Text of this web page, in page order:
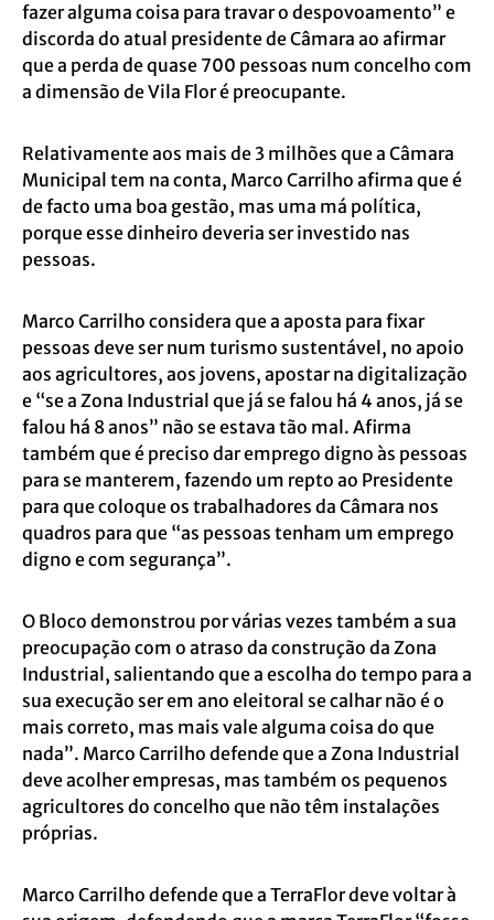
fazer alguma coisa para travar o despovoamento” e
discorda do atual presidente de Câmara ao afirmar
que a perda de quase 700 pessoas num concelho com
a dimensão de Vila Flor é preocupante.
Relativamente aos mais de 3 milhões que a Câmara
Municipal tem na conta, Marco Carrilho afirma que é
de facto uma boa gestão, mas uma má política,
porque esse dinheiro deveria ser investido nas
pessoas.
Marco Carrilho considera que a aposta para fixar
pessoas deve ser num turismo sustentável, no apoio
aos agricultores, aos jovens, apostar na digitalização
e “se a Zona Industrial que já se falou há 4 anos, já se
falou há 8 anos” não se estava tão mal. Afirma
também que é preciso dar emprego digno às pessoas
para se manterem, fazendo um repto ao Presidente
para que coloque os trabalhadores da Câmara nos
quadros para que “as pessoas tenham um emprego
digno e com segurança”.
O Bloco demonstrou por várias vezes também a sua
preocupação com o atraso da construção da Zona
Industrial, salientando que a escolha do tempo para a
sua execução ser em ano eleitoral se calhar não é o
mais correto, mas mais valealguma coisa do que
nada”. Marco Carrilho defende que a Zona Industrial
deve acolher empresas, mas também os pequenos
agricultores do concelho que não têm instalações
próprias.
Marco Carrilho defende que a TerraFlor deve voltar à